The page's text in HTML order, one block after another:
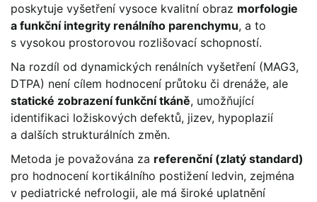
poskytuje vyšetření vysoce kvalitní obraz morfologie
a funkční integrity renálního parenchymu, a to
s vysokou prostorovou rozlišovací schopností.
Na rozdíl od dynamických renálních vyšetření (MAG3,
DTPA) není cílem hodnocení průtoku či drenáže, ale
statické zobrazení funkční tkáně, umožňující
identifikaci ložiskových defektů, jizev, hypoplazií
a dalších strukturálních změn.
Metoda je považována za referenční (zlatý standard)
pro hodnocení kortikálního postižení ledvin, zejména
v pediatrické nefrologii, ale má široké uplatnění